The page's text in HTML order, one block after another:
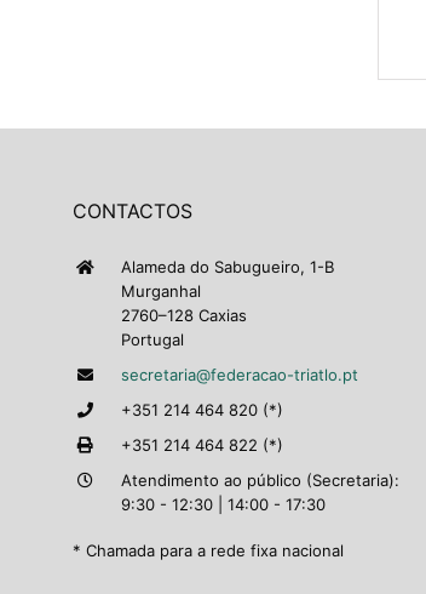
CONTACTOS
Alameda do Sabugueiro, 1-B
Murganhal
2760–128 Caxias
Portugal
secretaria@federacao-triatlo.pt
+351 214 464 820 (*)
+351 214 464 822 (*)
Atendimento ao público (Secretaria):
9:30 - 12:30 | 14:00 - 17:30
* Chamada para a rede fixa nacional